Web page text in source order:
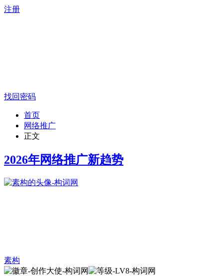
注册
找回密码
首页
网络推广
正文
2026年网络推广新趋势
素构